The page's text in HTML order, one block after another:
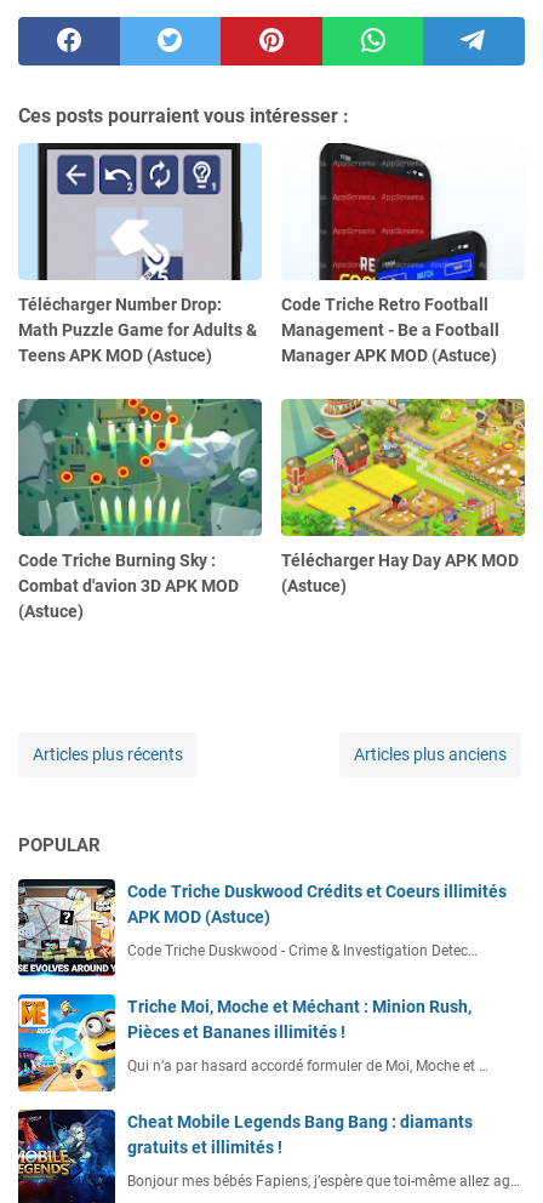
Ces posts pourraient vous intéresser :
Télécharger Number Drop:
Math Puzzle Game for Adults &
Teens APK MOD (Astuce)
Code Triche Retro Football
Management - Be a Football
Manager APK MOD (Astuce)
Code Triche Burning Sky :
Combat d'avion 3D APK MOD
(Astuce)
Télécharger Hay Day APK MOD
(Astuce)
Articles plus récents Articles plus anciens
POPULAR
Code Triche Duskwood Crédits et Coeurs illimités
APK MOD (Astuce)
Code Triche Duskwood - Crime & Investigation Detec…
Triche Moi, Moche et Méchant : Minion Rush,
Pièces et Bananes illimités !
Qui n’a par hasard accordé formuler de Moi, Moche et …
Cheat Mobile Legends Bang Bang : diamants
gratuits et illimités !
Bonjour mes bébés Fapiens, j’espère que toi-même allez ag…